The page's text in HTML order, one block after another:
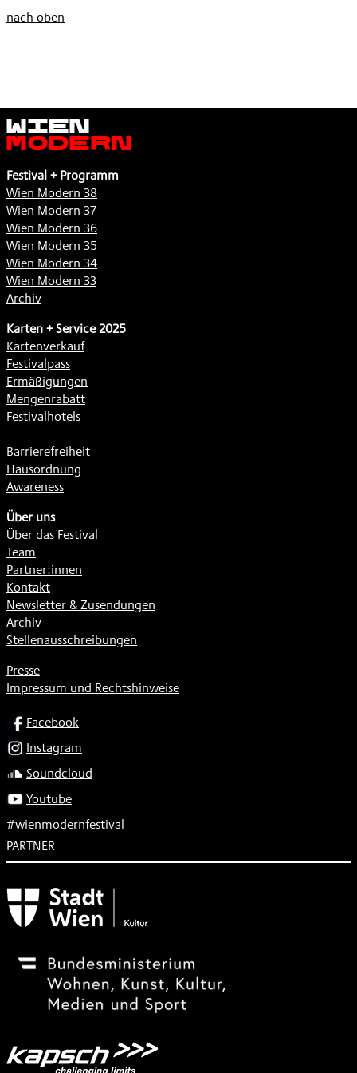
,
DETEKTIVIN
WERDEN
MUND
nach oben
Wien
Modern
Festival + Programm
Wien Modern 38
Wien Modern 37
Wien Modern 36
Wien Modern 35
Wien Modern 34
Wien Modern 33
Archiv
Karten + Service 2025
Kartenverkauf
Festivalpass
Ermäßigungen
Mengenrabatt
Festivalhotels
Barrierefreiheit
Hausordnung
Awareness
Über uns
Über das Festival
Team
Partner:innen
Kontakt
Newsletter & Zusendungen
Archiv
Stellenausschreibungen
Presse
Impressum und Rechtshinweise
SOCIALFacebook
Instagram
Soundcloud
Youtube
#wienmodernfestival
PARTNER
Subventionsgeber